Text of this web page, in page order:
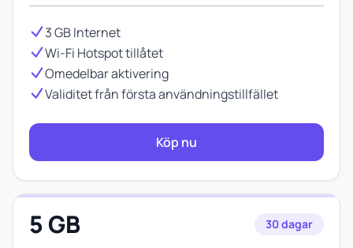
3 GB Internet
Wi-Fi Hotspot tillåtet
Omedelbar aktivering
Validitet från första användningstillfället
Köp nu
5 GB 30 dagar